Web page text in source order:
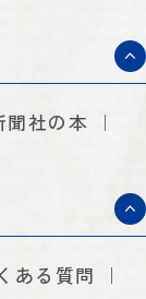
聞社の本
ある質問